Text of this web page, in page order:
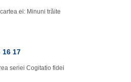
ei: Minuni trăite
16 17
seriei Cogitatio fidei